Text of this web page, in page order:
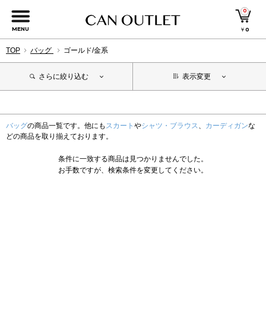
MENU
0
￥0
TOP バッグ ゴールド/金系
さらに絞り込む 表示変更
バッグの商品一覧です。他にも スカート やシャツ・ブラウス、 カーディガンな
どの商品を取り揃えております。
条件に一致する商品は見つかりませんでした。
お手数ですが、検索条件を変更してください。